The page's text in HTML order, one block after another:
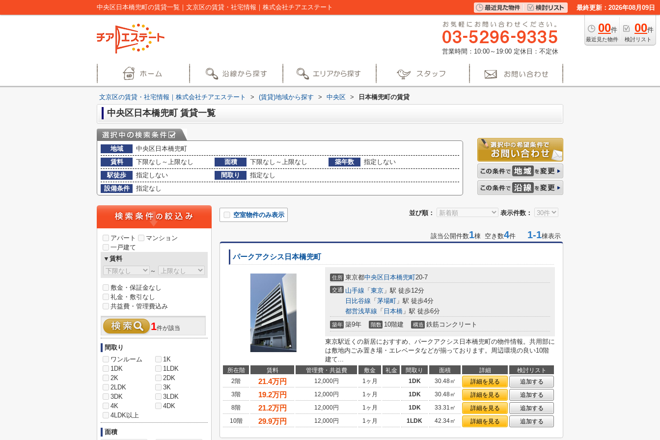
中央区日本橋兜町の賃貸一覧｜文京区の賃貸・社宅情報｜株式会社チアエステート 最終更新：2026年08月09日
00件
最近見た物件
00件
検討リスト
営業時間：10:00～19:00 定休日：不定休
文京区の賃貸・社宅情報｜株式会社チアエステート > (賃貸)地域から探す > 中央区 > 日本橋兜町の賃貸
中央区日本橋兜町 賃貸一覧
地域
中央区日本橋兜町
賃料
下限なし～上限なし 面積 下限なし～上限なし 築年数
指定しない
駅徒歩
指定しない 間取り
指定なし
設備条件
指定なし
並び順： 表示件数：
空室物件のみ表示
該当公開件数1棟 空き数4件 1-1棟表示
パークアクシス日本橋兜町
住所 東京都中央区 日本橋兜町20-7
交通 山手線 「 東京 」駅 徒歩12分
日比谷線 「 茅場町 」駅 徒歩4分
都営浅草線 「 日本橋 」駅 徒歩6分
築年 築9年 階数 10階建 構造 鉄筋コンクリート
東京駅近くの新居におすすめ、パークアクシス日本橋兜町の物件情報。共用部に
は敷地内ごみ置き場・エレベータなどが揃っております。周辺環境の良い10階
建て...
所在階 賃料 管理費・共益費 敷金 礼金 間取り 面積 詳細
検討リスト
2階
21.4万円 12,000円 1ヶ月 1DK 30.48㎡ 詳細を見る
追加する
3階
19.2万円 12,000円 1ヶ月 1DK 30.48㎡ 詳細を見る
追加する
8階
21.2万円 12,000円 1ヶ月 1DK 33.31㎡ 詳細を見る
追加する
10階
29.9万円 12,000円 1ヶ月 1LDK 42.34㎡ 詳細を見る 追加する
アパート
マンション
一戸建て
▼賃料
～
敷金・保証金なし
礼金・敷引なし
共益費・管理費込み
1件が該当
間取り
ワンルーム
1K
1DK
1LDK
2K
2DK
2LDK
3K
3DK
3LDK
4K
4DK
4LDK以上
面積